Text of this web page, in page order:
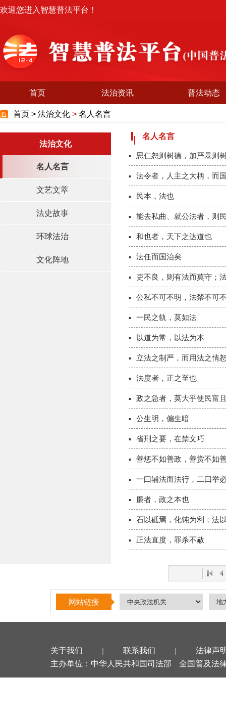
欢迎您进入智慧普法平台！
首页 法治资讯 普法动态
首页 > 法治文化 > 名人名言
法治文化
名人名言
文艺文萃
法史故事
环球法治
文化阵地
名人名言
思仁恕则树德，加严暴则
法令者，人主之大柄，而
民本，法也
能去私曲、就公法者，则
和也者，天下之达道也
法任而国治矣
吏不良，则有法而莫守；
公私不可不明，法禁不可
一民之轨，莫如法
以道为常，以法为本
立法之制严，而用法之情
法度者，正之至也
政之急者，莫大乎使民富
公生明，偏生暗
省刑之要，在禁文巧
善惩不如善政，善赏不如
一曰辅法而法行，二曰举
廉者，政之本也
石以砥焉，化钝为利；法
正法直度，罪杀不赦
网站链接
关于我们 | 联系我们 |
法律声
主办单位：中华人民共和国司法部
全国普及法